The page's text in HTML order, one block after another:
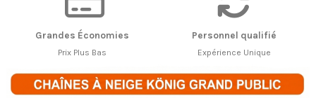
Grandes Économies
Prix Plus Bas
Personnel qualifié
Expérience Unique